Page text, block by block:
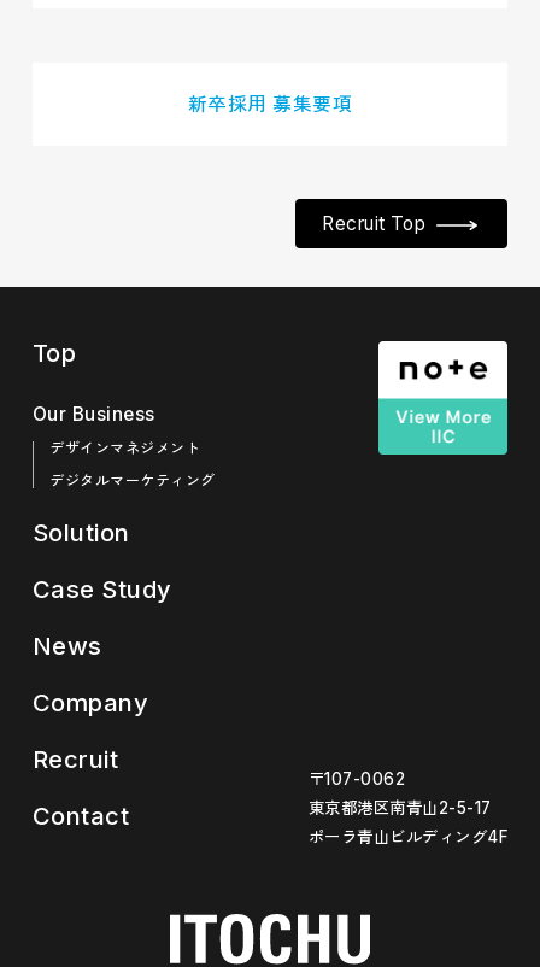
新卒採用 募集要項
Recruit Top
Top
Our Business
デザインマネジメント
デジタルマーケティング
Solution
Case Study
News
Company
Recruit
Contact
〒107-0062
東京都港区南青山2-5-17
ポーラ青山ビルディング4F